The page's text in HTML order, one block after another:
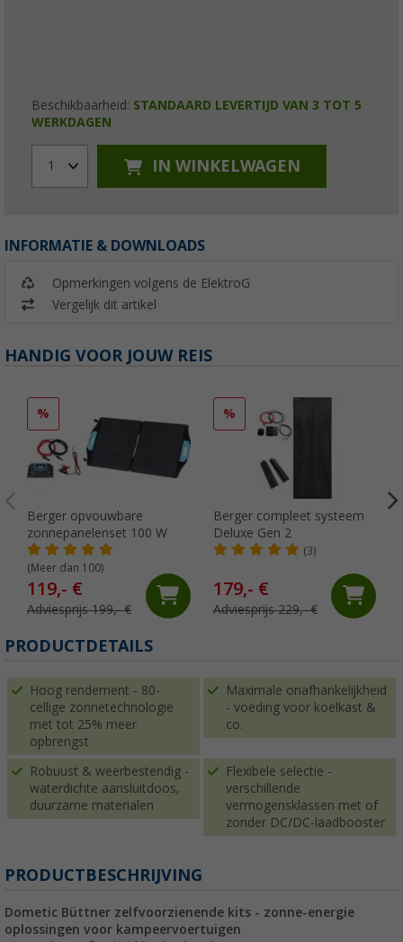
Beschikbaarheid: STANDAARD LEVERTIJD VAN 3 TOT 5
WERKDAGEN
1 IN WINKELWAGEN
INFORMATIE & DOWNLOADS
Opmerkingen volgens de ElektroG
Vergelijk dit artikel
HANDIG VOOR JOUW REIS
%
Berger opvouwbare
zonnepanelenset 100 W
(Meer dan 100)
119,- €
Adviesprijs 199,- €
%
Berger compleet systeem
Deluxe Gen 2
(3)
179,- €
Adviesprijs 229,- €
PRODUCTDETAILS
Hoog rendement - 80-
cellige zonnetechnologie
met tot 25% meer
opbrengst
Maximale onafhankelijkheid
- voeding voor koelkast &
co.
Robuust & weerbestendig -
waterdichte aansluitdoos,
duurzame materialen
Flexibele selectie -
verschillende
vermogensklassen met of
zonder DC/DC-laadbooster
PRODUCTBESCHRIJVING
Dometic Büttner zelfvoorzienende kits - zonne-energie
oplossingen voor kampeervoertuigen